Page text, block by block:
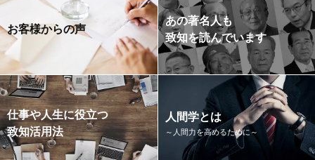
お客様からの声
あの著名人も
致知を読んでいます
仕事や人生に役立つ
致知活用法
人間学とは
～人間力を高めるために～